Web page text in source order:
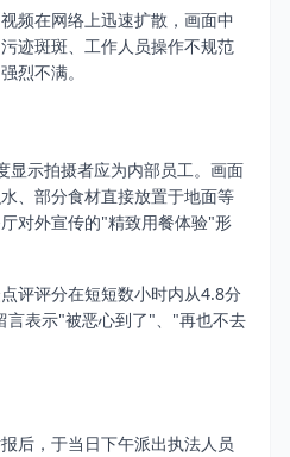
频在网络上迅速扩散，画面中
迹斑斑、工作人员操作不规范
烈不满。
显示拍摄者应为内部员工。画面
、部分食材直接放置于地面等
对外宣传的"精致用餐体验"形
评评分在短短数小时内从4.8分
言表示"被恶心到了"、"再也不去
后，于当日下午派出执法人员